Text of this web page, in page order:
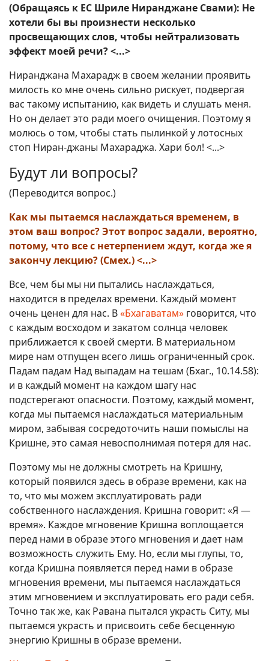
(Обращаясь к ЕС Шриле Ниранджане Свами): Не
хотели бы вы произнести несколько
просвещающих слов, чтобы нейтрализовать
эффект моей речи? <...>
Ниранджана Махарадж в своем желании проявить
милость ко мне очень сильно рискует, подвергая
вас такому испытанию, как видеть и слушать меня.
Но он делает это ради моего очищения. Поэтому я
молюсь о том, чтобы стать пылинкой у лотосных
стоп Ниран-джаны Махараджа. Хари бол! <...>
Будут ли вопросы?
(Переводится вопрос.)
Как мы пытаемся наслаждаться временем, в
этом ваш вопрос? Этот вопрос задали, вероятно,
потому, что все с нетерпением ждут, когда же я
закончу лекцию? (Смех.) <...>
Все, чем бы мы ни пытались наслаждаться,
находится в пределах времени. Каждый момент
очень ценен для нас. В«Бхагаватам» говорится, что
с каждым восходом и закатом солнца человек
приближается к своей смерти. В материальном
мире нам отпущен всего лишь ограниченный срок.
Падам падам Над выпадам на тешам (Бхаг., 10.14.58):
и в каждый момент на каждом шагу нас
подстерегают опасности. Поэтому, каждый момент,
когда мы пытаемся наслаждаться материальным
миром, забывая сосредоточить наши помыслы на
Кришне, это самая невосполнимая потеря для нас.
Поэтому мы не должны смотреть на Кришну,
который появился здесь в образе времени, как на
то, что мы можем эксплуатировать ради
собственного наслаждения. Кришна говорит: «Я —
время». Каждое мгновение Кришна воплощается
перед нами в образе этого мгновения и дает нам
возможность служить Ему. Но, если мы глупы, то,
когда Кришна появляется перед нами в образе
мгновения времени, мы пытаемся наслаждаться
этим мгновением и эксплуатировать его ради себя.
Точно так же, как Равана пытался украсть Ситу, мы
пытаемся украсть и присвоить себе бесценную
энергию Кришны в образе времени.